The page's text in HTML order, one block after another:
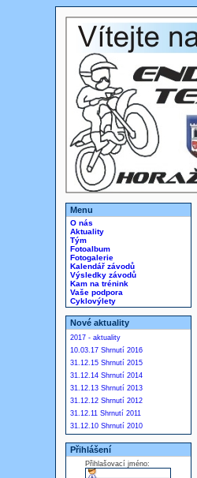
Menu
O nás
Aktuality
Tým
Fotoalbum
Fotogalerie
Kalendář závodů
Výsledky závodů
Kam na trénink
Vaše podpora
Cyklovýlety
Nové aktuality
2017 - aktuality
10.03.17 Shrnutí 2016
31.12.15 Shrnutí 2015
31.12.14 Shrnutí 2014
31.12.13 Shrnutí 2013
31.12.12 Shrnutí 2012
31.12.11 Shrnutí 2011
31.12.10 Shrnutí 2010
Přihlášení
Přihlašovací jméno: